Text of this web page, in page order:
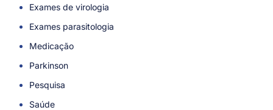
Exames de virologia
Exames parasitologia
Medicação
Parkinson
Pesquisa
Saúde